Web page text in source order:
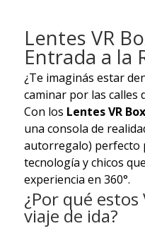
Lentes VR
Entrada a la
¿Te imaginás estar
caminar por las calles
Con los Lentes VR Box
una consola de
autorregalo) perfecto
tecnología y chicos
experiencia en 360°.
¿Por qué estos
viaje de ida?